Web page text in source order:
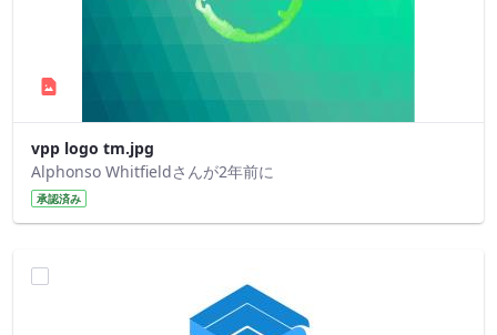
vpp logo tm.jpg
Alphonso Whitfieldさんが2年前に
承認済み